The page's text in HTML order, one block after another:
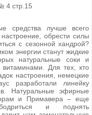
4 стр.15
средства лучше всего
обрести силы
с сезонной хандрой?
энергии станут жидкие
натуральные соки и
Для тех, кто
настроения, немецкие
разработали линейку
Натуральные эфирные
и Примавера – еще
и поднять